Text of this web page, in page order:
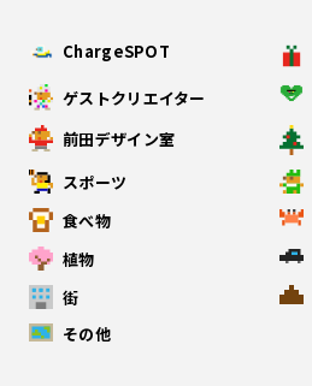
ChargeSPOT
ゲストクリエイター
前田デザイン室
スポーツ
食べ物
植物
街
その他